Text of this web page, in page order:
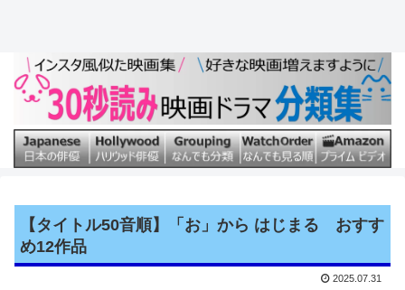
【タイトル50音順】「お」から はじまる おすす
め12作品
2025.07.31